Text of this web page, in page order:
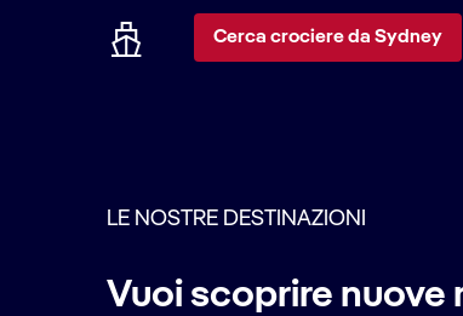
Cerca crociere da Sydney
LE NOSTRE DESTINAZIONI
Vuoi scoprire nuove